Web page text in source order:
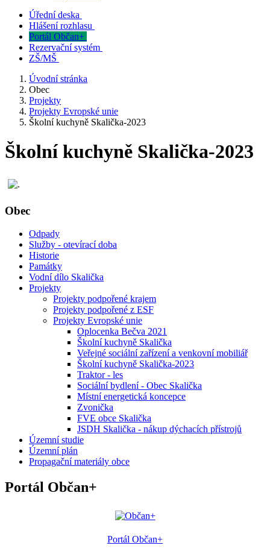
Úřední deska
Hlášení rozhlasu
Portál Občan+
Rezervační systém
ZŠ/MŠ
Úvodní stránka
Obec
Projekty
Projekty Evropské unie
Školní kuchyně Skalička-2023
Školní kuchyně Skalička-2023
Obec
Odpady
Služby - otevírací doba
Historie
Památky
Vodní dílo Skalička
Projekty
Projekty podpořené krajem
Projekty podpořené z ESF
Projekty Evropské unie
Oplocenka Bečva 2021
Školní kuchyně Skalička
Veřejné sociální zařízení a venkovní mobiliář
Školní kuchyně Skalička-2023
Traktor - les
Sociální bydlení - Obec Skalička
Místní energetická koncepce
Zvonička
FVE obce Skalička
JSDH Skalička - nákup dýchacích přístrojů
Územní studie
Územní plán
Propagační materiály obce
Portál Občan+
Portál Občan+